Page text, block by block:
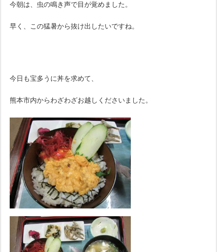
今朝は、虫の鳴き声で目が覚めました。
早く、この猛暑から抜け出したいですね。
今日も宝多うに丼を求めて、
熊本市内からわざわざお越しくださいました。